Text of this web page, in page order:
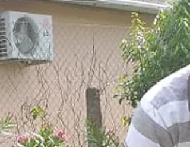
Conforme Art. 11 da Lei 13.019/2014,
informamos que foi assinado em
09/12/2019 o Termo de Fomento nº
888110/2019 entre a Associação...